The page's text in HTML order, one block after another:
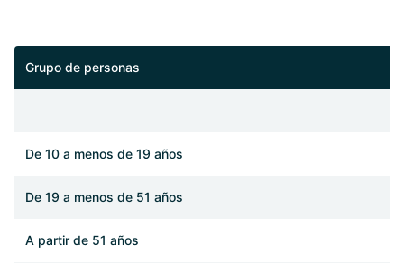
Grupo de personas
De 10 a menos de 19 años
De 19 a menos de 51 años
A partir de 51 años